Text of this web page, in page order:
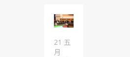
21 五
月